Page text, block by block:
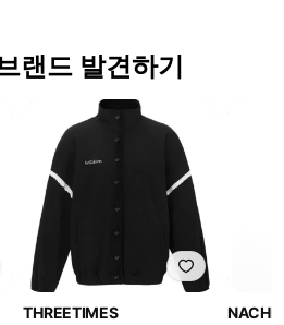
랜드 발견하기
THREETIMES NACHE